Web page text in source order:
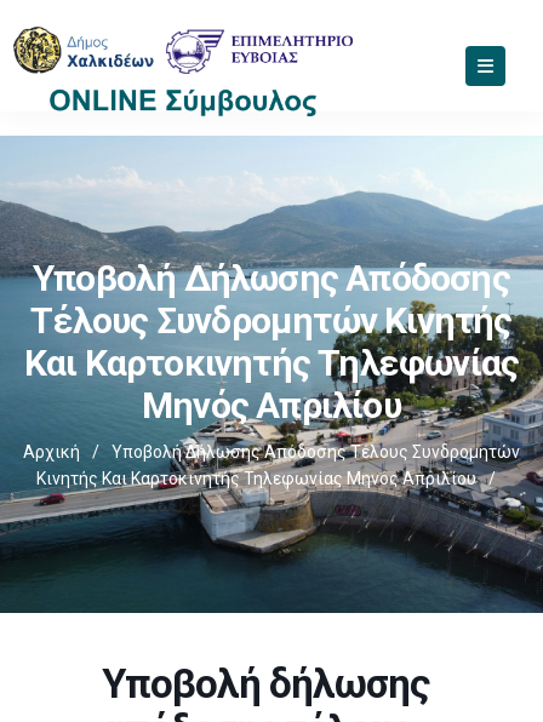
Υποβολή Δήλωσης Απόδοσης
Τέλους Συνδρομητών Κινητής
Και Καρτοκινητής Τηλεφωνίας
Μηνός Απριλίου
Αρχική /
Υποβολή Δήλωσης Απόδοσης Τέλους Συνδρομητών
Κινητής Και Καρτοκινητής Τηλεφωνίας Μηνός Απριλίου
/
Υποβολή δήλωσης